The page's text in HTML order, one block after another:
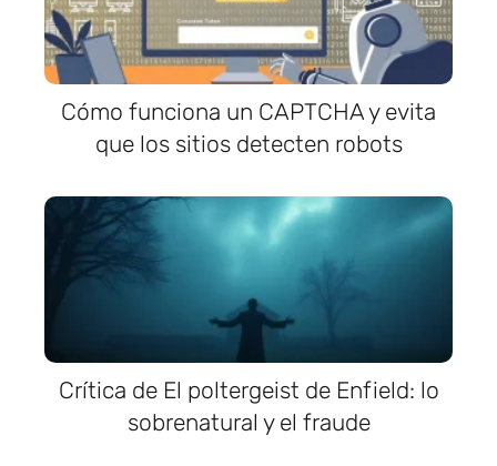
Cómo funciona un CAPTCHA y evita
que los sitios detecten robots
Crítica de El poltergeist de Enfield: lo
sobrenatural y el fraude